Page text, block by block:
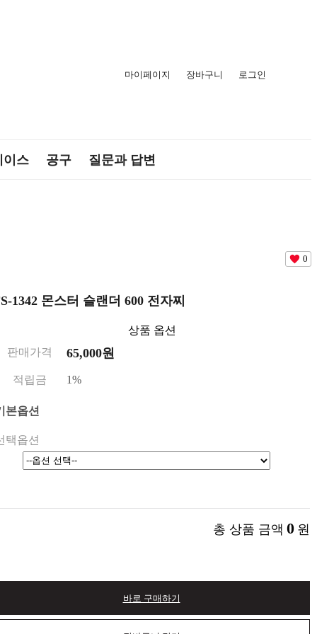
마이페이지 장바구니 로그인
이스 공구 질문과 답변
0
1342 몬스터 슬랜더 600 전자찌
상품 옵션
판매가격
65,000원
적립금 1%
본옵션
택옵션
총 상품 금액 0 원
바로 구매하기